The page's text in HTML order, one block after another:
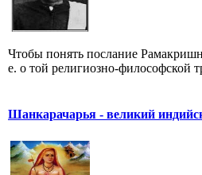
Чтобы понять послание
е. о той религиозно-философской
Шанкарачарья - великий